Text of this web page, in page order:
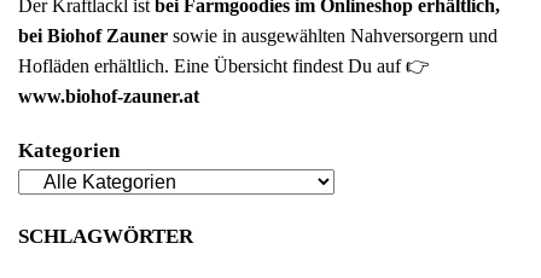
Der Kraftlackl ist bei Farmgoodies im Onlineshop erhältlich,
bei Biohof Zauner sowie in ausgewählten Nahversorgern und
Hofläden erhältlich. Eine Übersicht findest Du auf 👉
www.biohof-zauner.at
Kategorien
SCHLAGWÖRTER